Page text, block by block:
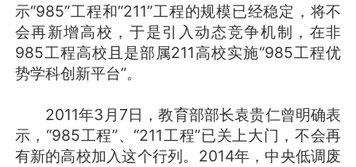
示“985”工程和“211”工程的规模已经稳定，将不
会再新增高校，于是引入动态竞争机制，在非
985工程高校且是部属211高校实施“985工程优
势学科创新平台”。
2011年3月7日，教育部部长袁贵仁曾明确表
示，“985工程”、“211工程”已关上大门，不会再
有新的高校加入这个行列。2014年，中央低调废